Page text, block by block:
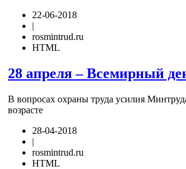
22-06-2018
|
rosmintrud.ru
HTML
28 апреля – Всемирный
В вопросах охраны труда усилия
возрасте
28-04-2018
|
rosmintrud.ru
HTML